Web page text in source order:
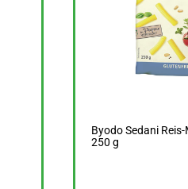
Byodo Sedani
250 g